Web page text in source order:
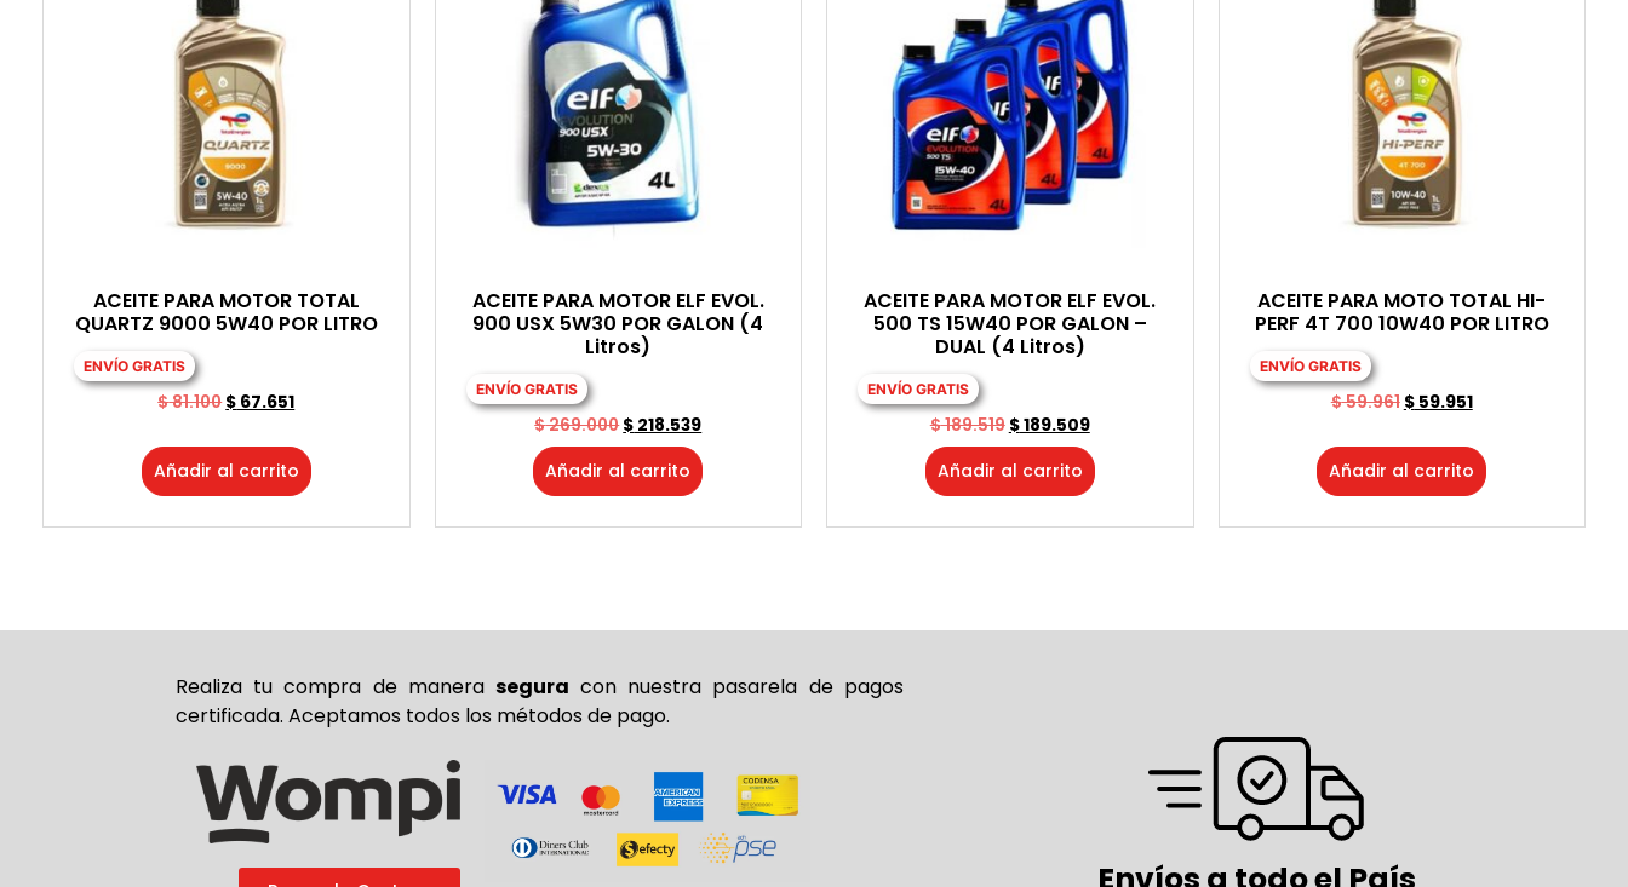
ACEITE PARA MOTOR TOTAL
QUARTZ 9000 5W40 POR LITRO
ENVÍO GRATIS
$81.100$ 67.651
Añadir al carrito
ACEITE PARA MOTOR ELF EVOL.
900 USX 5W30 POR GALON (4
Litros)
ENVÍO GRATIS
$269.000$ 218.539
Añadir al carrito
ACEITE PARA MOTOR ELF EVOL.
500 TS 15W40 POR GALON –
DUAL (4 Litros)
ENVÍO GRATIS
$189.519 $189.509
Añadir al carrito
ACEITE PARA MOTO TOTAL HI-
PERF 4T 700 10W40 POR LITRO
ENVÍO GRATIS
$59.961 $59.951
Añadir al carrito
Realiza tu compra de manera segura con nuestra pasarela de pagos
certificada. Aceptamos todos los métodos de pago.